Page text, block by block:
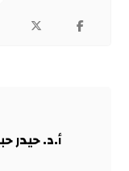
أ.د. حيدر